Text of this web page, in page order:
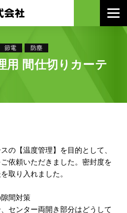
節電 防塵
用 間仕切りカーテ
の【温度管理】を目的として、
依頼いただきました。密封度を
取り入れました。
間対策
センター両開き部分はどうして